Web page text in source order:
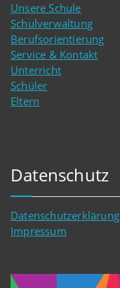
Unsere Schule
Schulverwaltung
Berufsorientierung
Service & Kontakt
Unterricht
Schüler
Eltern
Datenschutz
Datenschutzerklärung
Impressum